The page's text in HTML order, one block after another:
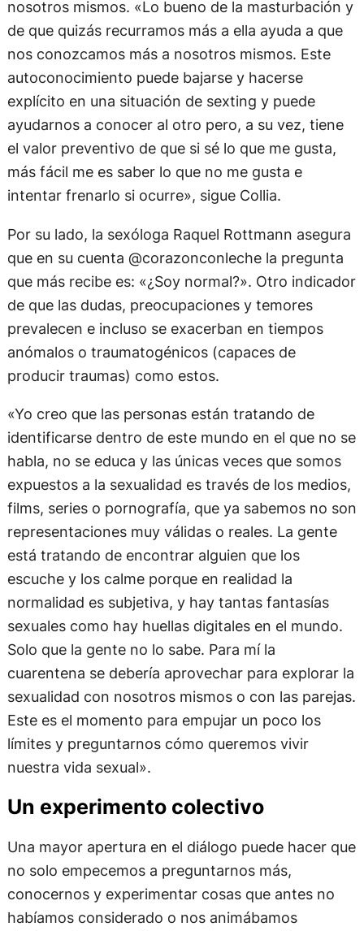
nosotros mismos. «Lo bueno de la masturbación y
de que quizás recurramos más a ella ayuda a que
nos conozcamos más a nosotros mismos. Este
autoconocimiento puede bajarse y hacerse
explícito en una situación de sexting y puede
ayudarnos a conocer al otro pero, a su vez, tiene
el valor preventivo de que si sé lo que me gusta,
más fácil me es saber lo que no me gusta e
intentar frenarlo si ocurre», sigue Collia.
Por su lado, la sexóloga Raquel Rottmann asegura
que en su cuenta @corazonconleche la pregunta
que más recibe es: «¿Soy normal?». Otro indicador
de que las dudas, preocupaciones y temores
prevalecen e incluso se exacerban en tiempos
anómalos o traumatogénicos (capaces de
producir traumas) como estos.
«Yo creo que las personas están tratando de
identificarse dentro de este mundo en el que no se
habla, no se educa y las únicas veces que somos
expuestos a la sexualidad es través de los medios,
films, series o pornografía, que ya sabemos no son
representaciones muy válidas o reales. La gente
está tratando de encontrar alguien que los
escuche y los calme porque en realidad la
normalidad es subjetiva, y hay tantas fantasías
sexuales como hay huellas digitales en el mundo.
Solo que la gente no lo sabe. Para mí la
cuarentena se debería aprovechar para explorar la
sexualidad con nosotros mismos o con las parejas.
Este es el momento para empujar un poco los
límites y preguntarnos cómo queremos vivir
nuestra vida sexual».
Un experimento colectivo
Una mayor apertura en el diálogo puede hacer que
no solo empecemos a preguntarnos más,
conocernos y experimentar cosas que antes no
habíamos considerado o nos animábamos